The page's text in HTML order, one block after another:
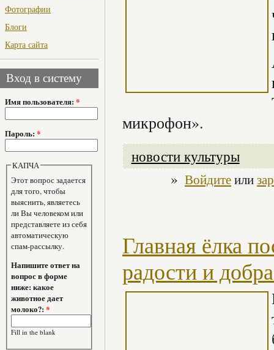
Фотографии
Блоги
Карта сайта
Вход в систему
Имя пользователя: *
Пароль: *
КАПЧА
Этот вопрос задается
для того, чтобы
выяснить, являетесь
ли Вы человеком или
представляете из себя
автоматическую
спам-рассылку.
Напишите ответ на
вопрос в форме
ниже: какое
животное дает
молоко?:*
Fill in the blank
микрофон».
новости культуры
» Войдитеили
Главная ёлка
радости и